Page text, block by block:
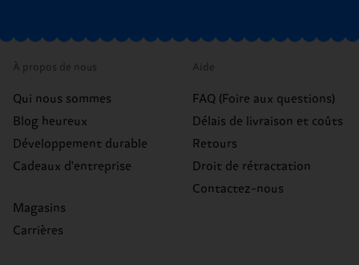
À propos de nous
Qui nous sommes
Blog heureux
Développement durable
Cadeaux d'entreprise
Magasins
Carrières
Aide
FAQ (Foire aux questions)
Délais de livraison et coûts
Retours
Droit de rétractation
Contactez-nous